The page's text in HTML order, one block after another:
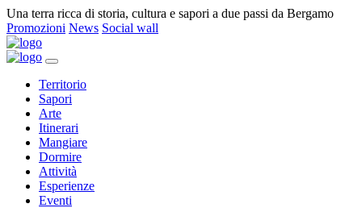
Una terra ricca di storia, cultura e sapori a due passi da Bergamo
Promozioni News Social wall
Territorio
Sapori
Arte
Itinerari
Mangiare
Dormire
Attività
Esperienze
Eventi